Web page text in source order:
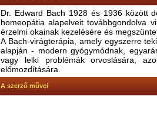
Dr. Edward Bach 1928 és 1936 között
homeopátia alapelveit továbbgondolva
érzelmi okainak kezelésére és
A Bach-virágterápia, amely egyszerre
alapján - modern gyógymódnak,
vagy lelki problémák orvoslására,
előmozdítására.
A szerző művei